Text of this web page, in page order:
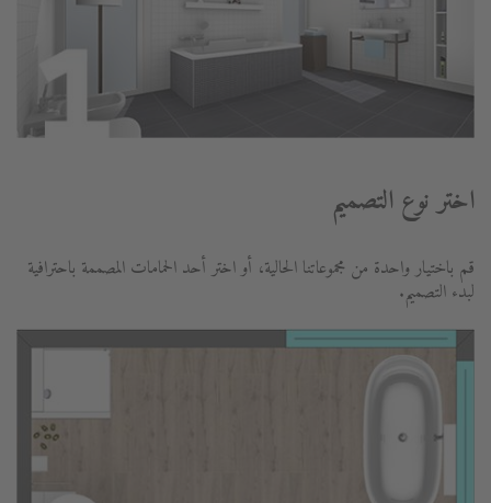
اختر نوع التصميم
قم باختيار واحدة من مجموعاتنا الحالية، أو اختر أحد الحمامات المصممة باحترافية
لبدء التصميم.